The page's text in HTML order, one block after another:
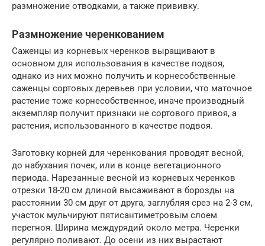
размножение отводками, а также прививку.
Размножение черенкованием
Саженцы из корневых черенков выращивают в
основном для использования в качестве подвоя,
однако из них можно получить и корнесобственные
саженцы сортовых деревьев при условии, что маточное
растение тоже корнесобственное, иначе производный
экземпляр получит признаки не сортового привоя, а
растения, использованного в качестве подвоя.
Заготовку корней для черенкования проводят весной,
до набухания почек, или в конце вегетационного
периода. Нарезанные весной из корневых черенков
отрезки 18-20 см длиной высаживают в борозды на
расстоянии 30 см друг от друга, заглубляя срез на 2-3 см,
участок мульчируют пятисантиметровым слоем
перегноя. Ширина междурядий около метра. Черенки
регулярно поливают. До осени из них вырастают